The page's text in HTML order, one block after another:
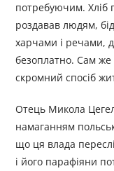
потребуючим. Хліб
роздавав людям,
харчами і речами,
безоплатно. Сам
скромний спосіб
Отець Микола
намаганням
що ця влада
і його парафіяни